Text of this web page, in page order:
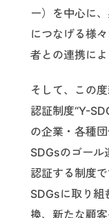
ー）を中心に
につなげる様
者との連携によ
そして、この
認証制度“Y-
の企業・各種
SDGsのゴール
認証する制度
SDGsに取り組
換、新たな顧